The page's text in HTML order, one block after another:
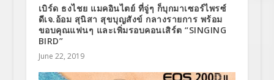
เบิร์ด ธงไชย แมคอินไตย์ ที่จู่ๆ ก็บุกมาเซอร์ไพรซ์
ดีเจ.อ้อม สุนิสา สุขบุญสังข์ กลางรายการ พร้อม
ขอบคุณแฟนๆ และเพิ่มรอบคอนเสิร์ต “SINGING
BIRD”
June 22, 2019